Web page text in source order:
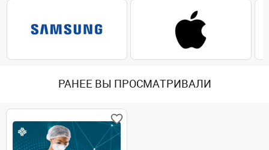
РАНЕЕ ВЫ ПРОСМАТРИВАЛИ